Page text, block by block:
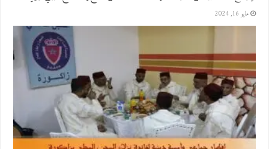
مايو 16, 2024